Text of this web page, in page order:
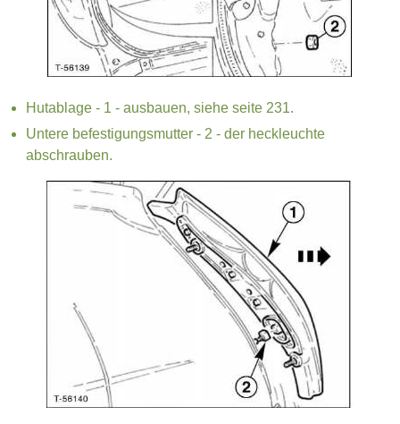
Hutablage - 1 - ausbauen, siehe seite 231.
Untere befestigungsmutter - 2 - der heckleuchte
abschrauben.